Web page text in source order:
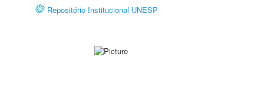
Repositório Institucional UNESP